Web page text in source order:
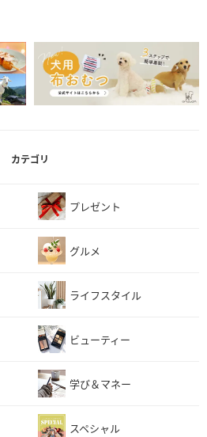
カテゴリ
プレゼント
グルメ
ライフスタイル
ビューティー
学び＆マネー
スペシャル